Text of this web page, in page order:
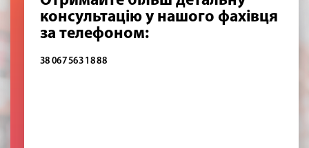
консультацію у нашого фахівця
за телефоном:
38 067 563 18 88